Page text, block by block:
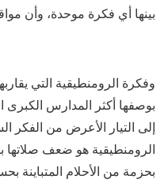
بينها أي فكرة موحدة، وأن
وفكرة الرومنطيقية التي
بوصفها أكثر المدارس الكبرى
إلى التيار الأعرض من الفكر
الرومنطيقية هو ضعف صلاتها
بحزمة من الأحلام المتباينة